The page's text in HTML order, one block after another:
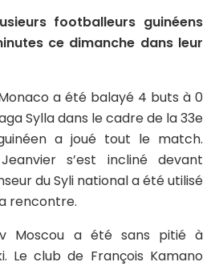
footballeurs guinéens
ce dimanche dans leur
Monaco a été balayé 4 buts à 0
Sylla dans le cadre de la 33e
a joué tout le match.
s’est incliné devant
du Syli national a été utilisé
rencontre.
Moscou a été sans pitié à
Le club de François Kamano